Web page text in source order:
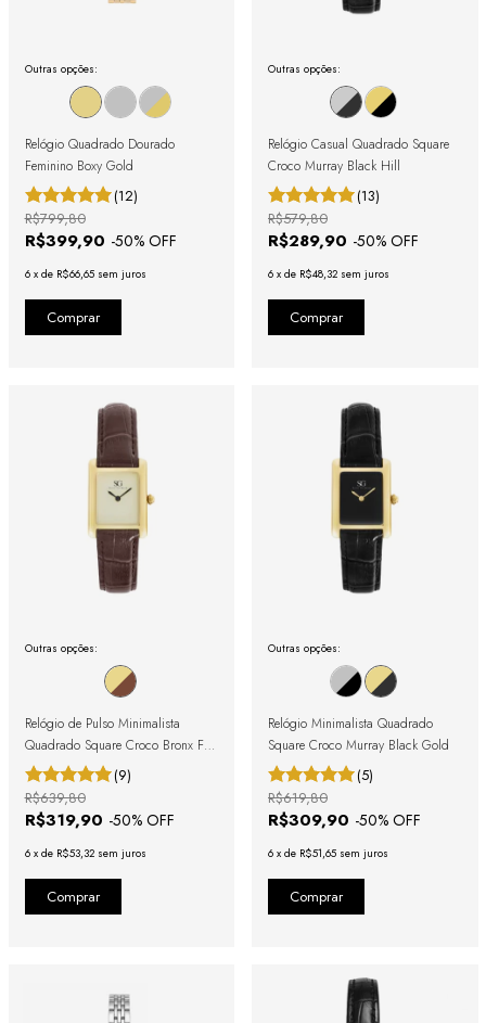
Outras opções:
Relógio Quadrado Dourado
Feminino Boxy Gold
(12)
R$399,90 -50% OFF
R$799,80
6 x de R$66,65 sem juros
Outras opções:
Relógio Casual Quadrado Square
Croco Murray Black Hill
(13)
R$289,90 -50% OFF
R$579,80
6 x de R$48,32 sem juros
Outras opções:
Relógio de Pulso Minimalista
Quadrado Square Croco Bronx Full
Gold
(9)
R$319,90 -50% OFF
R$639,80
6 x de R$53,32 sem juros
Outras opções:
Relógio Minimalista Quadrado
Square Croco Murray Black Gold
(5)
R$309,90 -50% OFF
R$619,80
6 x de R$51,65 sem juros